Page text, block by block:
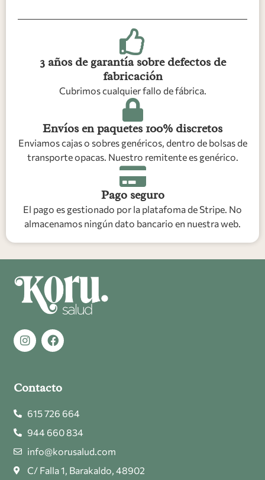
3 años de garantía sobre defectos de
fabricación
Cubrimos cualquier fallo de fábrica.
Envíos en paquetes 100% discretos
Enviamos cajas o sobres genéricos, dentro de bolsas de
transporte opacas. Nuestro remitente es genérico.
Pago seguro
El pago es gestionado por la platafoma de Stripe. No
almacenamos ningún dato bancario en nuestra web.
Contacto
615 726 664
944 660 834
info@korusalud.com
C/ Falla 1, Barakaldo, 48902